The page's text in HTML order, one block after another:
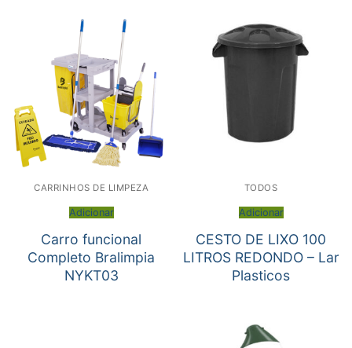
CARRINHOS DE LIMPEZA
Adicionar
Carro funcional
Completo Bralimpia
NYKT03
TODOS
Adicionar
CESTO DE LIXO 100
LITROS REDONDO – Lar
Plasticos